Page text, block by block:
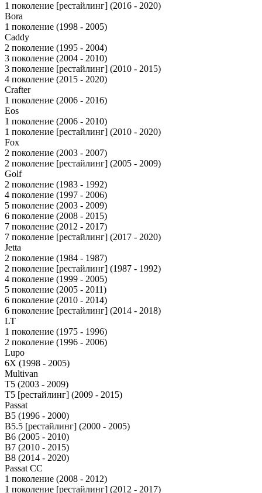
1 поколение [рестайлинг] (2016 - 2020)
Bora
1 поколение (1998 - 2005)
Caddy
2 поколение (1995 - 2004)
3 поколение (2004 - 2010)
3 поколение [рестайлинг] (2010 - 2015)
4 поколение (2015 - 2020)
Crafter
1 поколение (2006 - 2016)
Eos
1 поколение (2006 - 2010)
1 поколение [рестайлинг] (2010 - 2020)
Fox
2 поколение (2003 - 2007)
2 поколение [рестайлинг] (2005 - 2009)
Golf
2 поколение (1983 - 1992)
4 поколение (1997 - 2006)
5 поколение (2003 - 2009)
6 поколение (2008 - 2015)
7 поколение (2012 - 2017)
7 поколение [рестайлинг] (2017 - 2020)
Jetta
2 поколение (1984 - 1987)
2 поколение [рестайлинг] (1987 - 1992)
4 поколение (1999 - 2005)
5 поколение (2005 - 2011)
6 поколение (2010 - 2014)
6 поколение [рестайлинг] (2014 - 2018)
LT
1 поколение (1975 - 1996)
2 поколение (1996 - 2006)
Lupo
6X (1998 - 2005)
Multivan
T5 (2003 - 2009)
T5 [рестайлинг] (2009 - 2015)
Passat
B5 (1996 - 2000)
B5.5 [рестайлинг] (2000 - 2005)
B6 (2005 - 2010)
B7 (2010 - 2015)
B8 (2014 - 2020)
Passat CC
1 поколение (2008 - 2012)
1 поколение [рестайлинг] (2012 - 2017)